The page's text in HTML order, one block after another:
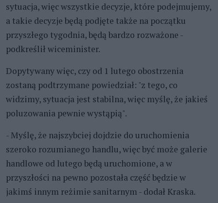
sytuacja, więc wszystkie decyzje, które podejmujemy,
a takie decyzje będą podjęte także na początku
przyszłego tygodnia, będą bardzo rozważone -
podkreślił wiceminister.
Dopytywany więc, czy od 1 lutego obostrzenia
zostaną podtrzymane powiedział: "z tego, co
widzimy, sytuacja jest stabilna, więc myślę, że jakieś
poluzowania pewnie wystąpią".
- Myślę, że najszybciej dojdzie do uruchomienia
szeroko rozumianego handlu, więc być może galerie
handlowe od lutego będą uruchomione, a w
przyszłości na pewno pozostała część będzie w
jakimś innym reżimie sanitarnym - dodał Kraska.